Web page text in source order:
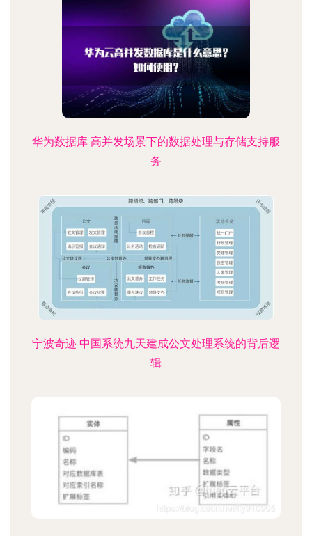
华为数据库 高并发场景下的数据处理与存储支持服
务
宁波奇迹 中国系统九天建成公文处理系统的背后逻
辑